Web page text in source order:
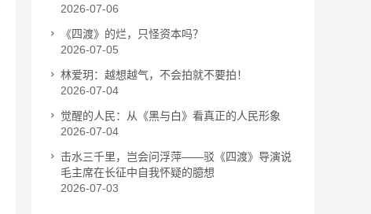
2026-07-06
《四渡》的烂，只怪资本吗？
2026-07-05
林爱玥：越想越气，不会拍就不要拍！
2026-07-04
觉醒的人民：从《黑与白》看真正的人民形象
2026-07-04
击水三千里，岂会问浮萍——驳《四渡》导演说
毛主席在长征中自我怀疑的臆想
2026-07-03